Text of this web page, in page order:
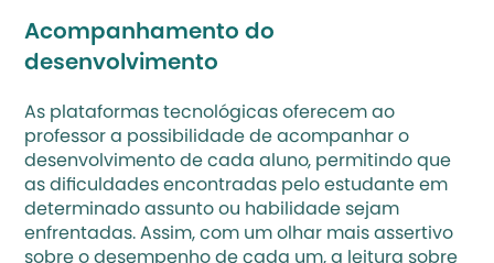
Acompanhamento do
desenvolvimento
As plataformas tecnológicas oferecem ao
professor a possibilidade de acompanhar o
desenvolvimento de cada aluno, permitindo que
as dificuldades encontradas pelo estudante em
determinado assunto ou habilidade sejam
enfrentadas. Assim, com um olhar mais assertivo
sobre o desempenho de cada um, a leitura sobre